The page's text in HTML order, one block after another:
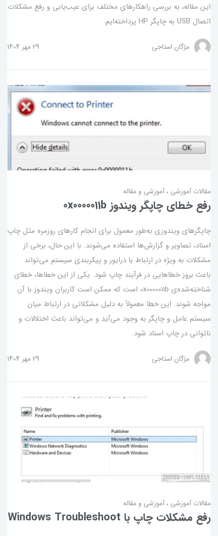
این مقاله، به بررسی راهکارهای مختلف برای عیب‌یابی و رفع مشکلات
اتصال USB به چاپگر HP پرداخته‌ایم.
مژگان استاجی 29 مهر 1404
مقالات آموزشی آموزشی و مقاله
رفع خطای چاپگر ویندوز 0x0000011b
چاپگرهای ویندوزی به‌طور معمول برای انجام کارهای روزمره مثل چاپ
اسناد، تصاویر و گزارش‌ها استفاده می‌شوند. با این حال، برخی از
مشکلات به ویژه در ارتباط با درایور و پیکربندی سیستم می‌تواند
باعث بروز خطاهایی در فرآیند چاپ شود. یکی از این خطاها، خطای
شناخته‌شده‌ی 0x0000011b است که ممکن است کاربران ویندوز با آن
مواجه شوند. این خطا معمولاً به دلیل مشکلاتی در ارتباط میان
سیستم عامل و چاپگر به وجود می‌آید و می‌تواند باعث اختلالات و
ناتوانی در چاپ اسناد شود.
مژگان استاجی 29 مهر 1404
مقالات آموزشی آموزشی و مقاله
رفع مشکلات چاپ با Windows Troubleshoot